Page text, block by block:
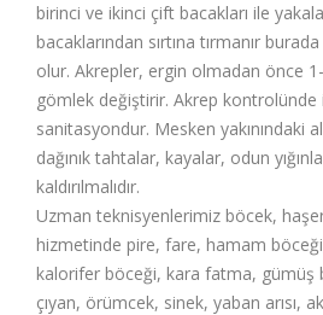
birinci ve ikinci çift bacakları ile
bacaklarından sırtına tırmanır
olur. Akrepler, ergin olmadan önce
gömlek değiştirir. Akrep kontrolünde
sanitasyondur. Mesken yakınındaki
dağınık tahtalar, kayalar, odun
kaldırılmalıdır.
Uzman teknisyenlerimiz böcek,
hizmetinde pire, fare, hamam
kalorifer böceği, kara fatma, gümüş
çıyan, örümcek, sinek, yaban arısı,